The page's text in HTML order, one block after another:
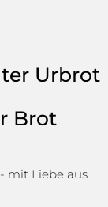
Urbrot
Brot
mit Liebe aus